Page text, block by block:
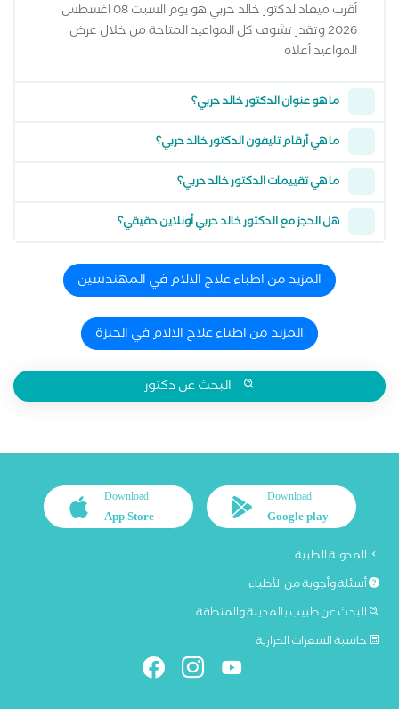
أقرب ميعاد لدكتور خالد حربي هو يوم السبت 08 اغسطس
2026 وتقدر تشوف كل المواعيد المتاحة من خلال عرض
المواعيد أعلاه
ما هو عنوان الدكتور خالد حربي؟
ما هي أرقام تليفون الدكتور خالد حربي؟
ما هي تقييمات الدكتور خالد حربي؟
هل الحجز مع الدكتور خالد حربي أونلاين حقيقي؟
المزيد من اطباء علاج الالام في المهندسين
المزيد من اطباء علاج الالام في الجيزة
البحث عن دكتور
Download
Google play
Download
App Store
المدونة الطبية
أسئلة وأجوبة من الأطباء
البحث عن طبيب بالمدينة والمنطقة
حاسبة السعرات الحرارية